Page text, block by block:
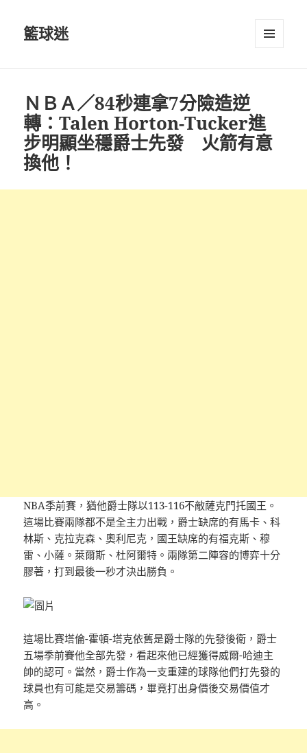
籃球迷
ＮＢＡ／84秒連拿7分險造逆
轉：Talen Horton-Tucker進
步明顯坐穩爵士先發 火箭有意
換他！
NBA季前賽，猶他爵士隊以113-116不敵薩克門托國王。
這場比賽兩隊都不是全主力出戰，爵士缺席的有馬卡、科
林斯、克拉克森、奧利尼克，國王缺席的有福克斯、穆
雷、小薩。萊爾斯、杜阿爾特。兩隊第二陣容的博弈十分
膠著，打到最後一秒才決出勝負。
這場比賽塔倫-霍頓-塔克依舊是爵士隊的先發後衛，爵士
五場季前賽他全部先發，看起來他已經獲得威爾-哈迪主
帥的認可。當然，爵士作為一支重建的球隊他們打先發的
球員也有可能是交易籌碼，畢竟打出身價後交易價值才
高。